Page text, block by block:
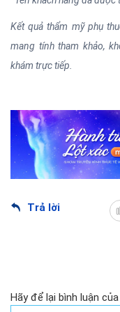
Kết quả thẩm mỹ phụ
mang tính tham khảo,
khám trực tiếp.
Trả lời
Hãy để lại bình luận